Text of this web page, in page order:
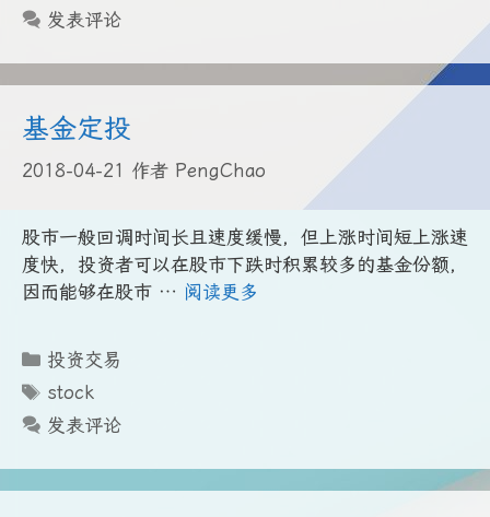
签
发表评论
基金定投
2018-04-21 作者 PengChao
股市一般回调时间长且速度缓慢，但上涨时间短上涨速
度快，投资者可以在股市下跌时积累较多的基金份额，
因而能够在股市 … 阅读更多
分
类
投资交易
标
签
stock
发表评论